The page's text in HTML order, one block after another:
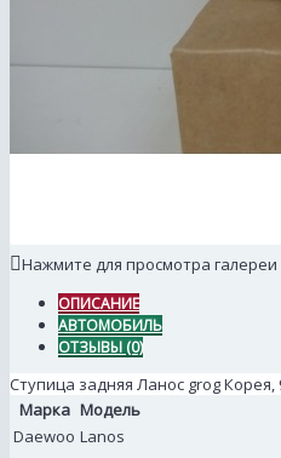
Нажмите для просмотра галереи
ОПИСАНИЕ
АВТОМОБИЛЬ
ОТЗЫВЫ (0)
Ступица задняя Ланос grog Корея,
Марка Модель
Daewoo Lanos